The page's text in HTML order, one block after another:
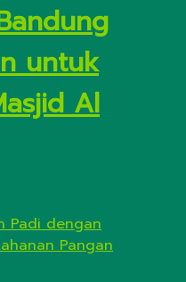
untuk
Al